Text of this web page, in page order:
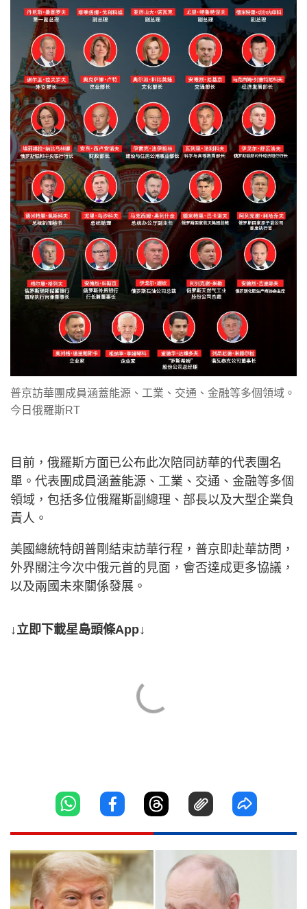
普京訪華團成員涵蓋能源、工業、交通、金融等多個領域。
今日俄羅斯RT
目前，俄羅斯方面已公布此次陪同訪華的代表團名
單。代表團成員涵蓋能源、工業、交通、金融等多個
領域，包括多位俄羅斯副總理、部長以及大型企業負
責人。
美國總統特朗普剛結束訪華行程，普京即赴華訪問，
外界關注今次中俄元首的見面，會否達成更多協議，
以及兩國未來關係發展。
↓立即下載星島頭條App↓